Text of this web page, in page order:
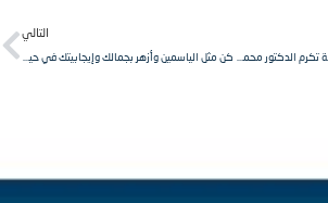
رئاسة جامعة الشمال الخاصة تكرم الدكتور محمد نضال خطيب كن مثل الياسمين وأزهر بجمالك وإيجابيتك في حياتك.